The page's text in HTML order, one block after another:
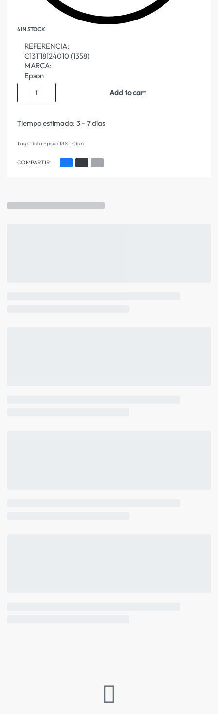
6 IN STOCK
REFERENCIA:
C13T18124010 (1358)
MARCA:
Epson
Add to cart
Tiempo estimado: 3 - 7 días
Tag: Tinta Epson 18XL Cian
COMPARTIR